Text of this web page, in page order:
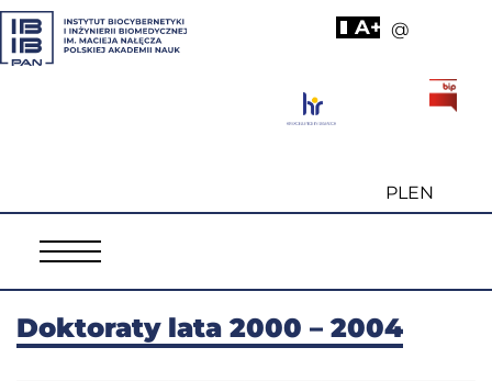
A+ @
PLEN
Doktoraty lata 2000 – 2004